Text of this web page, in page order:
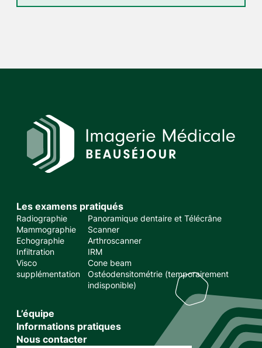
Les examens pratiqués
Radiographie
Mammographie
Echographie
Infiltration
Visco
supplémentation
Panoramique dentaire et Télécrâne
Scanner
Arthroscanner
IRM
Cone beam
Ostéodensitométrie (temporairement
indisponible)
L’équipe
Informations pratiques
Nous contacter